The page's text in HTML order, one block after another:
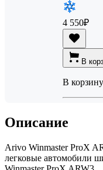
4 550₽
В
В корзину
Описание
Arivo Winmaster ProX
легковые автомобили